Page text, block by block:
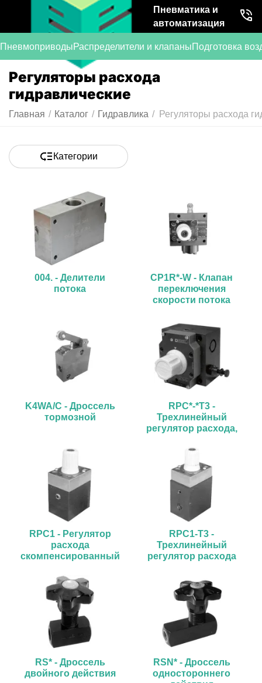
Пневматика и
автоматизация
ПневмоприводыРаспределители и клапаныПодготовка
Регуляторы расхода
гидравлические
Главная / Каталог / Гидравлика / Регуляторы расхода
Категории
004. - Делители
потока
CP1R*-W - Клапан
переключения
скорости потока
управляемый
роликом
K4WA/C - Дроссель
тормозной
RPC*-*T3 -
Трехлинейный
регулятор расхода,
по давлению и
температуре
RPC1 - Регулятор
расхода
скомпенсированный
температуре
RPC1-T3 -
Трехлинейный
регулятор расхода
по давлению и
температуре
RS* - Дроссель
двойного действия
RSN* - Дроссель
одностороннего